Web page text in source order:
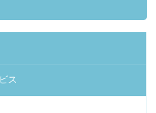
ス